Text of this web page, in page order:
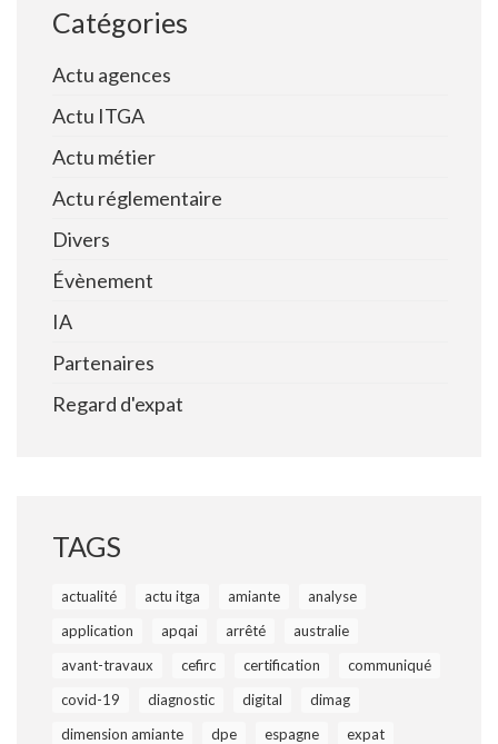
Catégories
Actu agences
Actu ITGA
Actu métier
Actu réglementaire
Divers
Évènement
IA
Partenaires
Regard d'expat
TAGS
actualité actu itga amiante
analyse
application
apqai arrêté
australie
avant-travaux
cefirc certification
communiqué
covid-19
diagnostic digital
dimag
dimension amiante
dpe espagne
expat